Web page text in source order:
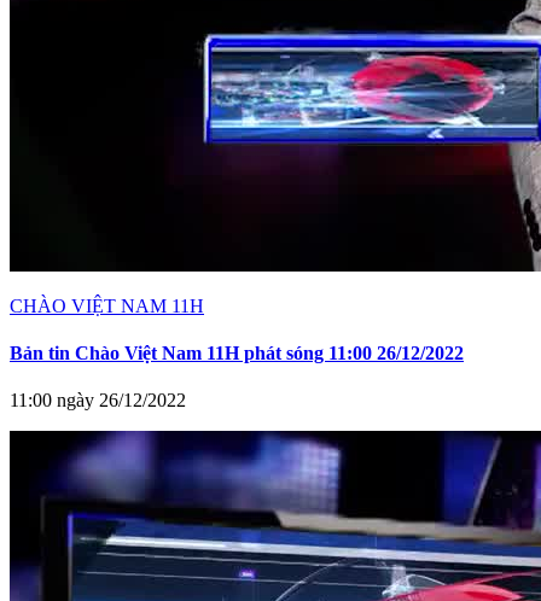
CHÀO VIỆT NAM 11H
Bản tin Chào Việt Nam 11H phát sóng 11:00 26/12/2022
11:00 ngày 26/12/2022